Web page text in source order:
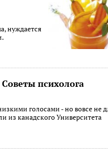
нуждается
психолога
голосами - но вовсе не
из канадского Университета